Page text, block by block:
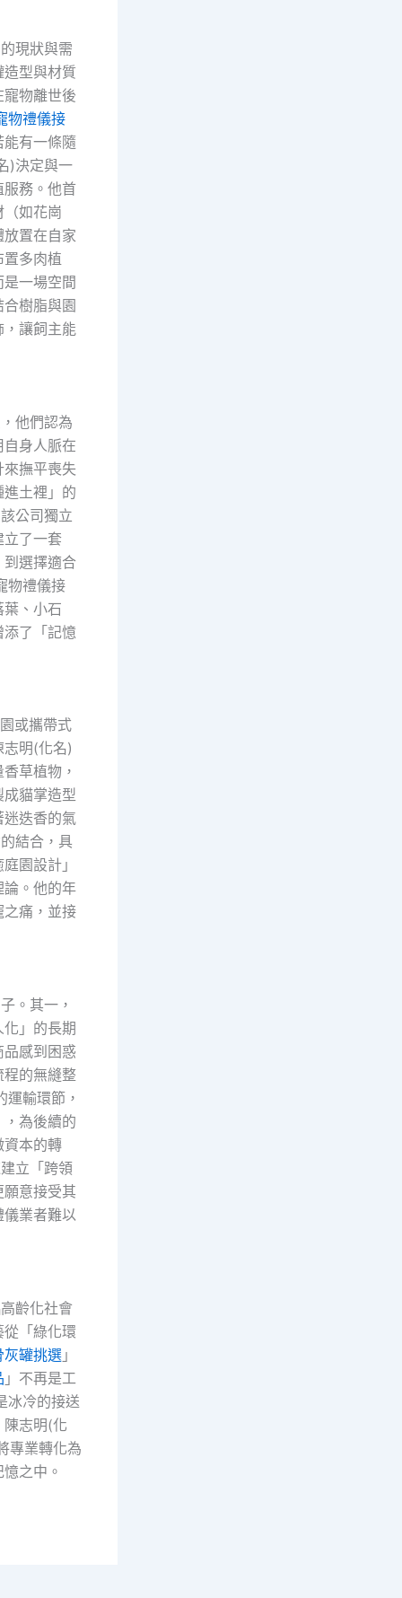
現狀與需
型與材質
物離世後
物禮儀接
能有一條隨
)決定與一
務。他首
如花崗
置在自家
多肉植
一場空間
樹脂與園
，讓飼主能
他們認為
身人脈在
撫平喪失
土裡」的
公司獨立
立了一套
到選擇適合
物禮儀接
、小石
了「記憶
或攜帶式
明(化名)
草植物，
貓掌造型
迷迭香的氣
結合，具
園設計」
論。他的年
之痛，並接
。其一，
」的長期
感到困惑
程的無縫整
輸環節，
為後續的
資本的轉
立「跨領
意接受其
業者難以
齡化社會
「綠化環
灰罐挑選 」
」不再是工
冰冷的接送
志明(化
專業轉化為
之中。